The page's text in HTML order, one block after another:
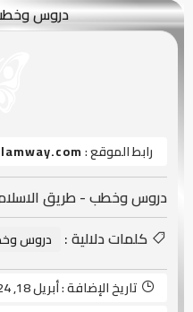
دروس
رابط الموقع :
دروس وخطب - طريق
كلمات دلالية :
دروس
تاريخ الإضافة :أبريل 18, 2024